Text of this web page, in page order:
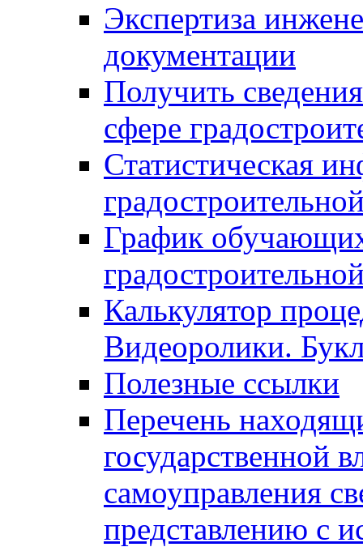
Экспертиза
документации
Получить
сфере
Статистическая
График
Калькулятор
Видеоролики.
Полезные ссылки
Перечень
государственной
самоуправления
представлению с